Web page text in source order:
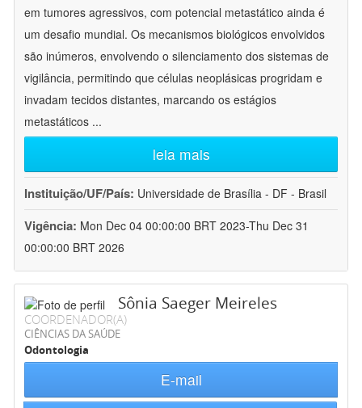
em tumores agressivos, com potencial metastático ainda é
um desafio mundial. Os mecanismos biológicos envolvidos
são inúmeros, envolvendo o silenciamento dos sistemas de
vigilância, permitindo que células neoplásicas progridam e
invadam tecidos distantes, marcando os estágios
metastáticos ...
leia mais
Instituição/UF/País: Universidade de Brasília - DF - Brasil
Vigência: Mon Dec 04 00:00:00 BRT 2023-Thu Dec 31
00:00:00 BRT 2026
Sônia Saeger Meireles
COORDENADOR(A)
CIÊNCIAS DA SAÚDE
Odontologia
E-mail